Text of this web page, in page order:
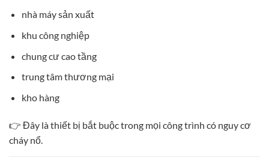
nhà máy sản xuất
khu công nghiệp
chung cư cao tầng
trung tâm thương mại
kho hàng
👉 Đây là thiết bị bắt buộc trong mọi công trình có nguy cơ
cháy nổ.